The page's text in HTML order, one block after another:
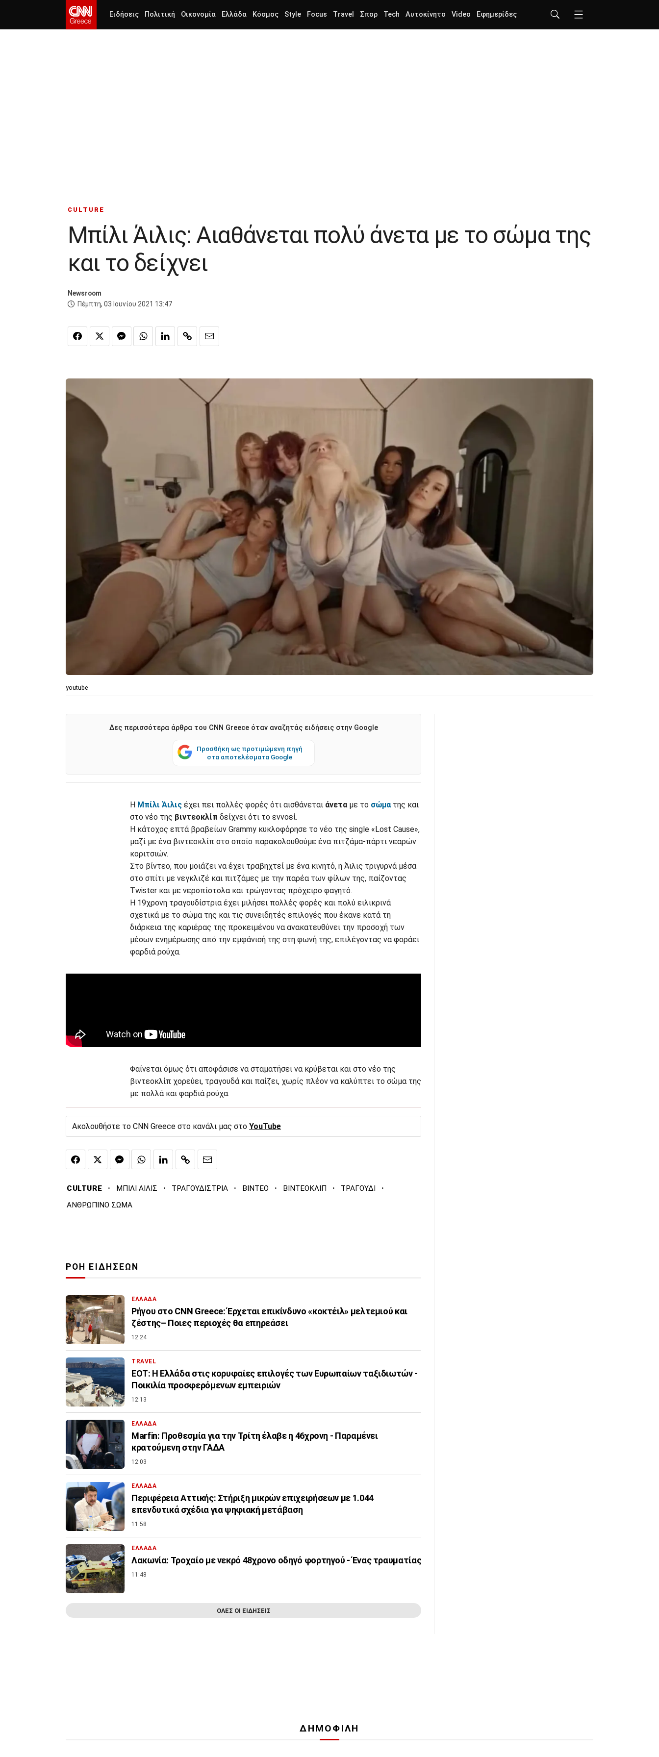
Ειδήσεις Πολιτική Οικονομία Ελλάδα Κόσμος Style Focus Travel Σπορ Tech Αυτοκίνητο Video Εφημερίδες
CULTURE
Μπίλι Άιλις: Αιαθάνεται πολύ άνετα με το σώμα της
και το δείχνει
Newsroom
Πέμπτη, 03 Ιουνίου 2021 13:47
youtube
Δες περισσότερα άρθρα του CNN Greece όταν αναζητάς ειδήσεις στην Google
Προσθήκη ως προτιμώμενη πηγή
στα αποτελέσματα Google
ΗΜπίλι Άιλιςέχει πει πολλές φορές ότι αισθάνεται άνεταμε το σώματης και
στο νέο της βιντεοκλίπ δείχνει ότι το εννοεί.
Η κάτοχος επτά βραβείων Grammy κυκλοφόρησε το νέο της single «Lost Cause»,
μαζί με ένα βιντεοκλίπ στο οποίο παρακολουθούμε ένα πιτζάμα-πάρτι νεαρών
κοριτσιών.
Στο βίντεο, που μοιάζει να έχει τραβηχτεί με ένα κινητό, η Άιλις τριγυρνά μέσα
στο σπίτι με νεγκλιζέ και πιτζάμες με την παρέα των φίλων της, παίζοντας
Twister και με νεροπίστολα και τρώγοντας πρόχειρο φαγητό.
Η 19χρονη τραγουδίστρια έχει μιλήσει πολλές φορές και πολύ ειλικρινά
σχετικά με το σώμα της και τις συνειδητές επιλογές που έκανε κατά τη
διάρκεια της καριέρας της προκειμένου να ανακατευθύνει την προσοχή των
μέσων ενημέρωσης από την εμφάνισή της στη φωνή της, επιλέγοντας να φοράει
φαρδιά ρούχα.
Φαίνεται όμως ότι αποφάσισε να σταματήσει να κρύβεται και στο νέο της
βιντεοκλίπ χορεύει, τραγουδά και παίζει, χωρίς πλέον να καλύπτει το σώμα της
με πολλά και φαρδιά ρούχα.
Ακολουθήστε το CNN Greece στο κανάλι μας στο YouTube
CULTURE · ΜΠΙΛΙ ΑΙΛΙΣ · ΤΡΑΓΟΥΔΙΣΤΡΙΑ · ΒΙΝΤΕΟ · ΒΙΝΤΕΟΚΛΙΠ · ΤΡΑΓΟΥΔΙ ·
ΑΝΘΡΩΠΙΝΟ ΣΩΜΑ
ΡΟΗ ΕΙΔΗΣΕΩΝ
ΕΛΛΑΔΑ
Ρήγου στο CNN Greece: Έρχεται επικίνδυνο «κοκτέιλ» μελτεμιού και
ζέστης– Ποιες περιοχές θα επηρεάσει
12:24
TRAVEL
ΕΟΤ: Η Ελλάδα στις κορυφαίες επιλογές των Ευρωπαίων ταξιδιωτών -
Ποικιλία προσφερόμενων εμπειριών
12:13
ΕΛΛΑΔΑ
Marfin: Προθεσμία για την Τρίτη έλαβε η 46χρονη - Παραμένει
κρατούμενη στην ΓΑΔΑ
12:03
ΕΛΛΑΔΑ
Περιφέρεια Αττικής: Στήριξη μικρών επιχειρήσεων με 1.044
επενδυτικά σχέδια για ψηφιακή μετάβαση
11:58
ΕΛΛΑΔΑ
Λακωνία: Τροχαίο με νεκρό 48χρονο οδηγό φορτηγού - Ένας τραυματίας
11:48
ΟΛΕΣ ΟΙ ΕΙΔΗΣΕΙΣ
ΔΗΜΟΦΙΛΗ